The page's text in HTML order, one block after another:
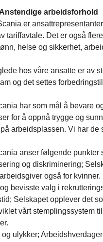
arbeidsforhold
er
tariffavtale. Det er også
helse og sikkerhet,
hos våre ansatte er av
og det settes
har som mål å bevare
for å oppnå trygge og
arbeidsplassen. Vi har de
anser følgende
og diskriminering;
også for
bevisste valg i
Selskapet opplever det
vårt stemplingssystem
og ulykker;